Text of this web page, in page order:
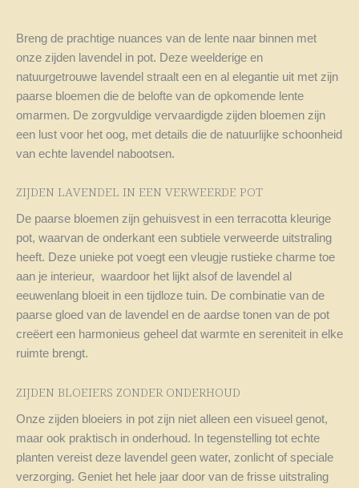
Breng de prachtige nuances van de lente naar binnen met
onze zijden lavendel in pot. Deze weelderige en
natuurgetrouwe lavendel straalt een en al elegantie uit met zijn
paarse bloemen die de belofte van de opkomende lente
omarmen. De zorgvuldige vervaardigde zijden bloemen zijn
een lust voor het oog, met details die de natuurlijke schoonheid
van echte lavendel nabootsen.
ZIJDEN LAVENDEL IN EEN VERWEERDE POT
De paarse bloemen zijn gehuisvest in een terracotta kleurige
pot, waarvan de onderkant een subtiele verweerde uitstraling
heeft. Deze unieke pot voegt een vleugje rustieke charme toe
aan je interieur, waardoor het lijkt alsof de lavendel al
eeuwenlang bloeit in een tijdloze tuin. De combinatie van de
paarse gloed van de lavendel en de aardse tonen van de pot
creëert een harmonieus geheel dat warmte en sereniteit in elke
ruimte brengt.
ZIJDEN BLOEIERS ZONDER ONDERHOUD
Onze zijden bloeiers in pot zijn niet alleen een visueel genot,
maar ook praktisch in onderhoud. In tegenstelling tot echte
planten vereist deze lavendel geen water, zonlicht of speciale
verzorging. Geniet het hele jaar door van de frisse uitstraling